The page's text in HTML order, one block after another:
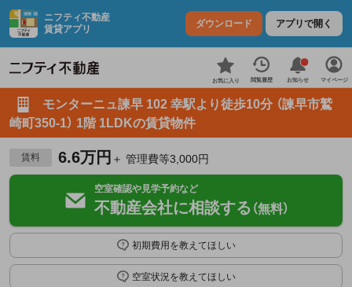
ニフティ不動産
賃貸アプリ
ダウンロード アプリで開く
お気に入り 閲覧履歴 お知らせ マイページ
モンターニュ諫早 102 幸駅より徒歩10分 （諫早市鷲
崎町350-1） 1階 1LDKの賃貸物件
賃料 6.6万円 ＋ 管理費等3,000円
空室確認や見学予約など
不動産会社に相談する （無料）
初期費用を教えてほしい
空室状況を教えてほしい